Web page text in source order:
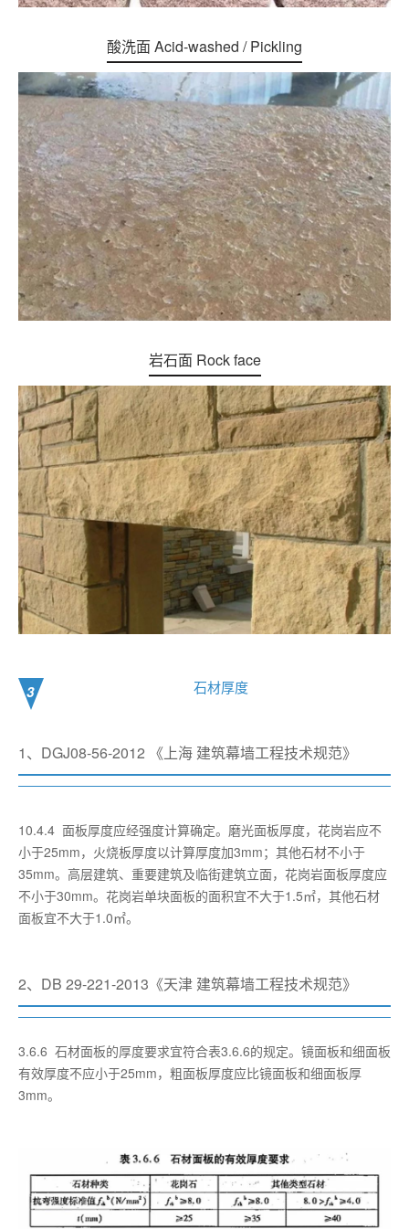
酸洗面 Acid-washed / Pickling
岩石面 Rock face
3 石材厚度
1、DGJ08-56-2012 《上海 建筑幕墙工程技术规范》
10.4.4 面板厚度应经强度计算确定。磨光面板厚度，花岗岩应不
小于25mm，火烧板厚度以计算厚度加3mm；其他石材不小于
35mm。高层建筑、重要建筑及临街建筑立面，花岗岩面板厚度应
不小于30mm。花岗岩单块面板的面积宜不大于1.5㎡，其他石材
面板宜不大于1.0㎡。
2、DB 29-221-2013《天津 建筑幕墙工程技术规范》
3.6.6 石材面板的厚度要求宜符合表3.6.6的规定。镜面板和细面板
有效厚度不应小于25mm，粗面板厚度应比镜面板和细面板厚
3mm。